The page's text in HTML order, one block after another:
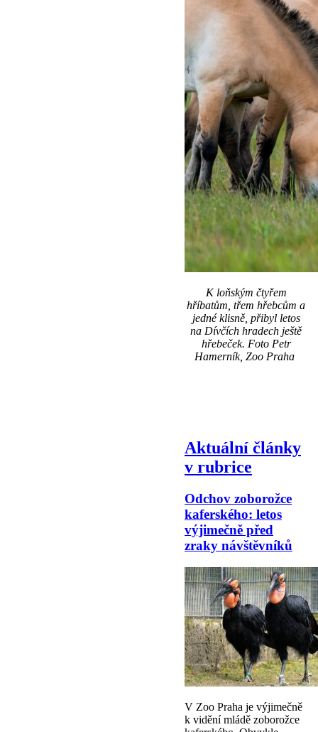
K loňským čtyřem
hříbatům, třem hřebcům a
jedné klisně, přibyl letos
na Dívčích hradech ještě
hřebeček. Foto Petr
Hamerník, Zoo Praha
Aktuální články
v rubrice
Odchov zoborožce
kaferského: letos
výjimečně před
zraky návštěvníků
V Zoo Praha je výjimečně
k vidění mládě zoborožce